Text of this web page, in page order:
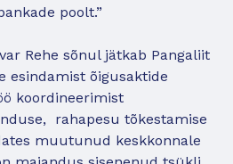
poolt.”
Rehe sõnul jätkab Pangaliit
esindamist õigusaktide
koordineerimist
rahapesu tõkestamise
muutunud keskkonnale